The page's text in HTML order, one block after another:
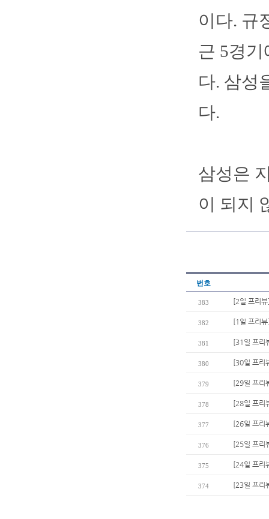
이다. 규
근 5경
다. 삼성
다.
삼성은
이 되지
번호
383 [2일 프리
382 [1일 프리
381 [31일 프리
380 [30일 프리
379 [29일 프리
378 [28일 프리
377 [26일 프리
376 [25일 프리
375 [24일 프리
374 [23일 프리